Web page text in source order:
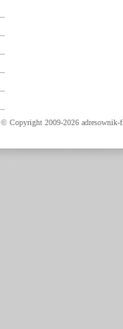
© Copyright 2009-2026